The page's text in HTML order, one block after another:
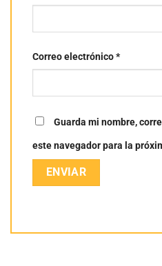
Correo electrónico*
Guarda mi nombre,
este navegador para la